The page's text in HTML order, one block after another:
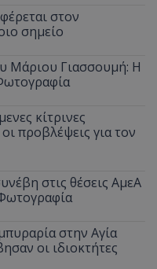
στον
σημείο
Μάριου Γιασσουμή: Η
κίτρινες
προβλέψεις για τον
στις θέσεις ΑμεΑ
στην Αγία
οι ιδιοκτήτες